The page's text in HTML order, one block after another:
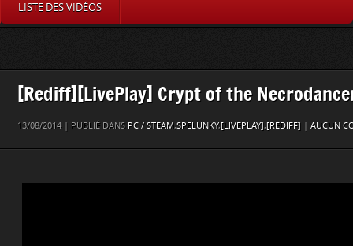
LISTE DES VIDÉOS
[Rediff][LivePlay] Crypt of the
13/08/2014 | PUBLIÉ DANS PC / STEAM,SPELUNKY,[LIVEPLAY],[REDIFF] AUCUN